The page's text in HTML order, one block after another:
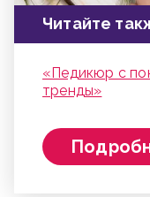
Читайте
«Педикюр с
тренды»